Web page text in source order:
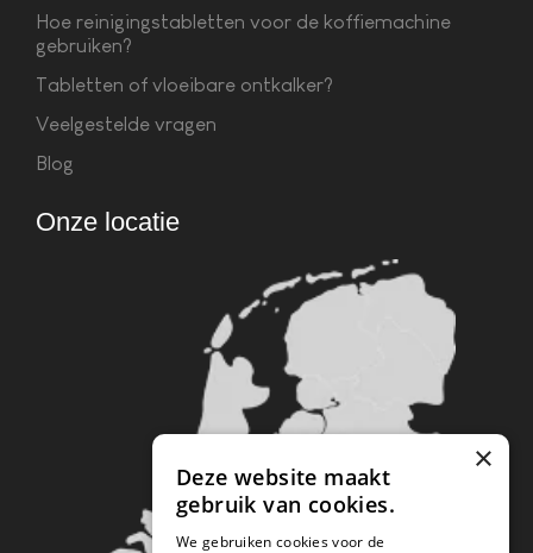
Hoe reinigingstabletten voor de koffiemachine
gebruiken?
Tabletten of vloeibare ontkalker?
Veelgestelde vragen
Blog
Onze locatie
×
Deze website maakt
gebruik van cookies.
We gebruiken cookies voor de